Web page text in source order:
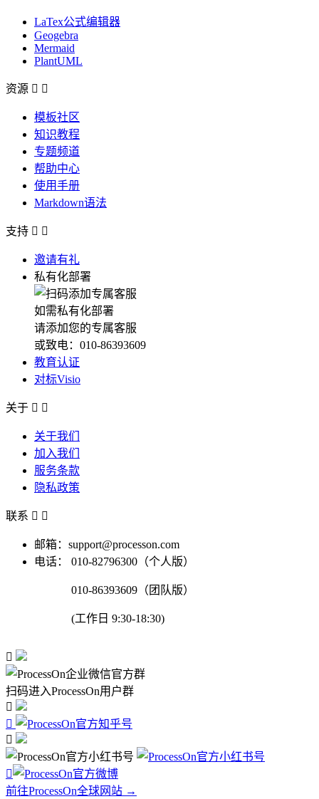
LaTex公式编辑器
Geogebra
Mermaid
PlantUML
资源  
模板社区
知识教程
专题频道
帮助中心
使用手册
Markdown语法
支持  
邀请有礼
私有化部署
如需私有化部署
请添加您的专属客服
或致电：010-86393609
教育认证
对标Visio
关于  
关于我们
加入我们
服务条款
隐私政策
联系  
邮箱：support@processon.com
电话：
010-82796300（个人版）
010-86393609（团队版）
(工作日 9:30-18:30)

扫码进入ProcessOn用户群




前往ProcessOn全球网站 →